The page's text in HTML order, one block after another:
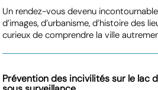
Un rendez-vous devenu
d’images, d’urbanisme, d’histoire des
curieux de comprendre la ville
Prévention des incivilités sur le lac